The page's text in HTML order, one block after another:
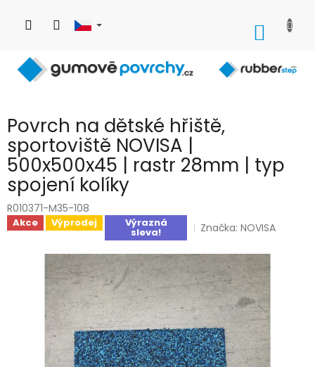
obsah
Povrch na dětské hřiště,
sportoviště NOVISA |
500x500x45 | rastr 28mm | typ
spojení kolíky
R010371-M35-108
Akce Výprodej Výrazná
sleva! Značka:NOVISA